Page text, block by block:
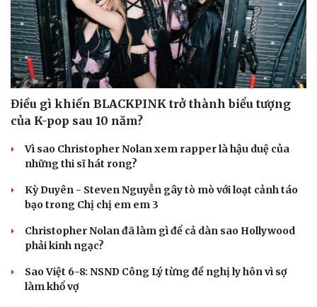
Du lịch
Tư vấn
Săn Tour
check-in
Podcast
Câu chuyện thời sự
Đọc truyện đêm khuya
Hạt giống tâm hồn
Điều gì khiến BLACKPINK trở thành biểu tượng
của K-pop sau 10 năm?
Vì sao Christopher Nolan xem rapper là hậu duệ của
những thi sĩ hát rong?
Kỳ Duyên - Steven Nguyễn gây tò mò với loạt cảnh táo
bạo trong Chị chị em em 3
Christopher Nolan đã làm gì để cả dàn sao Hollywood
phải kinh ngạc?
Sao Việt 6-8: NSND Công Lý từng đề nghị ly hôn vì sợ
làm khổ vợ